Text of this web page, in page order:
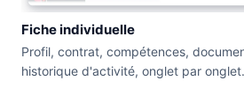
Fiche individuelle
Profil, contrat, compétences,
historique d'activité, onglet par onglet.